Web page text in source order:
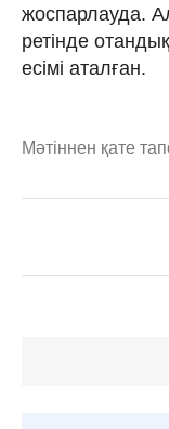
жоспарлауда.
ретінде
есімі аталған.
Мәтіннен қате